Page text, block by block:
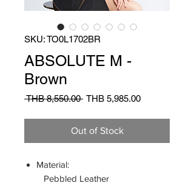
SKU: TO0L1702BR
ABSOLUTE M -
Brown
THB 8,550.00 Regular
THB 5,985.00Sale
Out of Stock
Material:
Pebbled Leather